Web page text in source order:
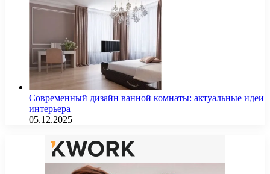
Современный дизайн ванной комнаты: актуальные идеи
интерьера
05.12.2025